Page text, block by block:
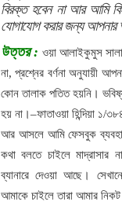
বিরক্ত হবেন না আর আমি
যোগাযোগ করার জন্য আপনার
উত্তর : ওয়া আলাইকুমুস
না, প্রশ্নের বর্ণনা অনুযায়ী
কোন তালাক পতিত হয়নি।
হয় না।–ফাতাওয়া হিন্দিয়া ১/
আর আসলে আমি ফেসবুক
কথা বলতে চাইলে মাদ্রাসার
ব্যানারে দেওয়া আছে।
আমাকে চাইলে তারা আমার